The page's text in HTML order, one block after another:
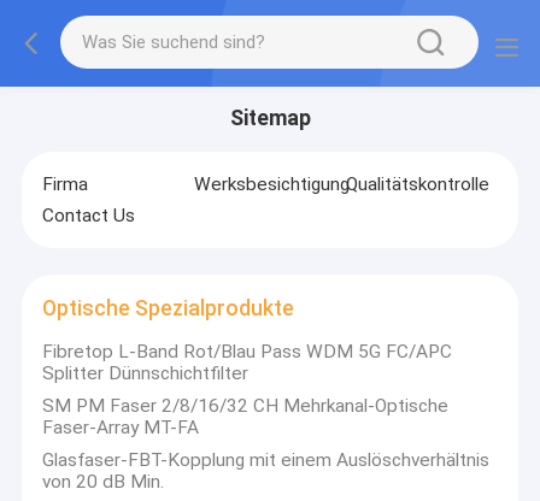
Sitemap
Firma WerksbesichtigungQualitätskontrolle
Contact Us
Optische Spezialprodukte
Fibretop L-Band Rot/Blau Pass WDM 5G FC/APC
Splitter Dünnschichtfilter
SM PM Faser 2/8/16/32 CH Mehrkanal-Optische
Faser-Array MT-FA
Glasfaser-FBT-Kopplung mit einem Auslöschverhältnis
von 20 dB Min.